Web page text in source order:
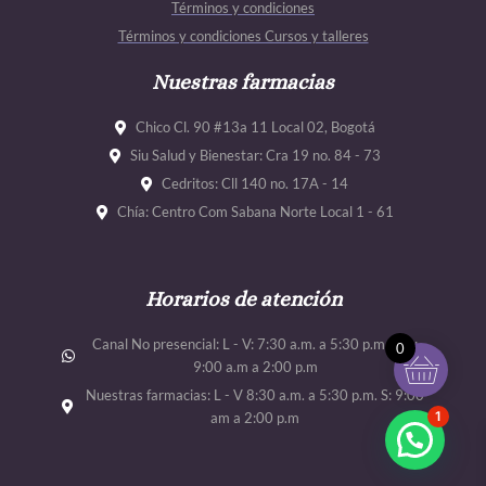
k
r
a
m
e
Términos y condiciones
Términos y condiciones Cursos y talleres
Nuestras farmacias
Chico Cl. 90 #13a 11 Local 02, Bogotá
Siu Salud y Bienestar: Cra 19 no. 84 - 73
Cedritos: Cll 140 no. 17A - 14
Chía: Centro Com Sabana Norte Local 1 - 61
Horarios de atención
Canal No presencial: L - V: 7:30 a.m. a 5:30 p.m. Sab:
9:00 a.m a 2:00 p.m
Nuestras farmacias: L - V 8:30 a.m. a 5:30 p.m. S: 9:00
am a 2:00 p.m
0
1